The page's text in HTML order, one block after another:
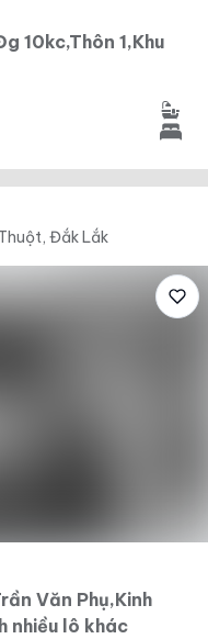
10kc,Thôn 1,Khu
Đắk Lắk
Văn Phụ,Kinh
nhiều lô khác